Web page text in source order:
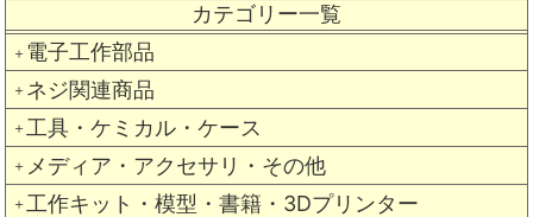
カテゴリー一覧
＋ 電子工作部品
＋ ネジ関連商品
＋ 工具・ケミカル・ケース
＋ メディア・アクセサリ・その他
＋ 工作キット・模型・書籍・3Dプリンター